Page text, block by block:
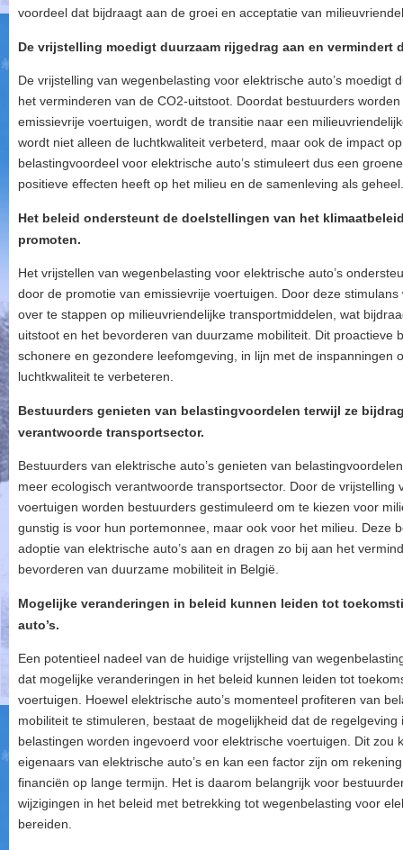
voordeel dat bijdraagt aan de groei en acceptatie van
De vrijstelling moedigt duurzaam rijgedrag aan en vermindert
De vrijstelling van wegenbelasting voor elektrische auto’s moedigt
het verminderen van de CO2-uitstoot. Doordat bestuurders
emissievrije voertuigen, wordt de transitie naar een
wordt niet alleen de luchtkwaliteit verbeterd, maar ook de impact
belastingvoordeel voor elektrische auto’s stimuleert dus een
positieve effecten heeft op het milieu en de samenleving als geheel.
Het beleid ondersteunt de doelstellingen van het
promoten.
Het vrijstellen van wegenbelasting voor elektrische auto’s
door de promotie van emissievrije voertuigen. Door deze
over te stappen op milieuvriendelijke transportmiddelen, wat
uitstoot en het bevorderen van duurzame mobiliteit. Dit proactieve
schonere en gezondere leefomgeving, in lijn met de inspanningen
luchtkwaliteit te verbeteren.
Bestuurders genieten van belastingvoordelen terwijl ze
verantwoorde transportsector.
Bestuurders van elektrische auto’s genieten van
meer ecologisch verantwoorde transportsector. Door de vrijstelling
voertuigen worden bestuurders gestimuleerd om te kiezen voor
gunstig is voor hun portemonnee, maar ook voor het milieu. Deze
adoptie van elektrische auto’s aan en dragen zo bij aan het
bevorderen van duurzame mobiliteit in België.
Mogelijke veranderingen in beleid kunnen leiden tot
auto’s.
Een potentieel nadeel van de huidige vrijstelling van
dat mogelijke veranderingen in het beleid kunnen leiden tot
voertuigen. Hoewel elektrische auto’s momenteel profiteren van
mobiliteit te stimuleren, bestaat de mogelijkheid dat de
belastingen worden ingevoerd voor elektrische voertuigen. Dit zou
eigenaars van elektrische auto’s en kan een factor zijn om
financiën op lange termijn. Het is daarom belangrijk voor
wijzigingen in het beleid met betrekking tot wegenbelasting voor
bereiden.